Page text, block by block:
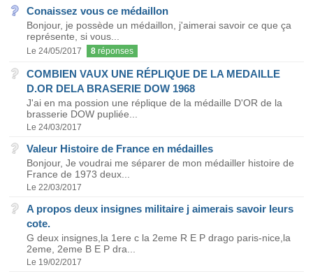
Conaissez vous ce médaillon
Bonjour, je possède un médaillon, j'aimerai savoir ce que ça
représente, si vous...
Le 24/05/2017 8 réponses
COMBIEN VAUX UNE RÉPLIQUE DE LA MEDAILLE
D.OR DELA BRASERIE DOW 1968
J'ai en ma possion une réplique de la médaille D'OR de la
brasserie DOW pupliée...
Le 24/03/2017
Valeur Histoire de France en médailles
Bonjour, Je voudrai me séparer de mon médailler histoire de
France de 1973 deux...
Le 22/03/2017
A propos deux insignes militaire j aimerais savoir leurs
cote.
G deux insignes,la 1ere c la 2eme R E P drago paris-nice,la
2eme, 2eme B E P dra...
Le 19/02/2017